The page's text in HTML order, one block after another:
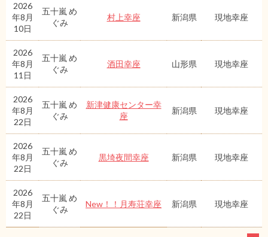
2026
年8月
10日
五十嵐 め
ぐみ
村上幸座 新潟県 現地幸座
2026
年8月
11日
五十嵐 め
ぐみ
酒田幸座 山形県 現地幸座
2026
年8月
22日
五十嵐 め
ぐみ
新津健康センター幸
座
新潟県 現地幸座
2026
年8月
22日
五十嵐 め
ぐみ
黒埼夜間幸座 新潟県 現地幸座
2026
年8月
22日
五十嵐 め
ぐみ
New！！月寿荘幸座 新潟県 現地幸座